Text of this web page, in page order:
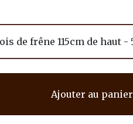
Ajouter au panier